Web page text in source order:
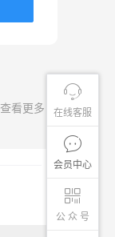
在线客服
会员中心
公 众 号
查看更多